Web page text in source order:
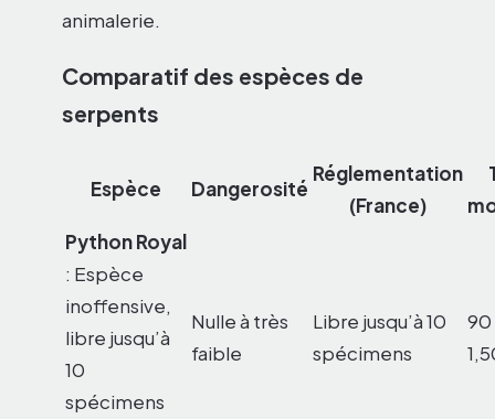
animalerie.
Comparatif des espèces de
serpents
Espèce Dangerosité
Réglementation
(France)
Python Royal
: Espèce
inoffensive,
libre jusqu’à
10
spécimens
Nulle à très
faible
Libre jusqu’à 10
spécimens
90